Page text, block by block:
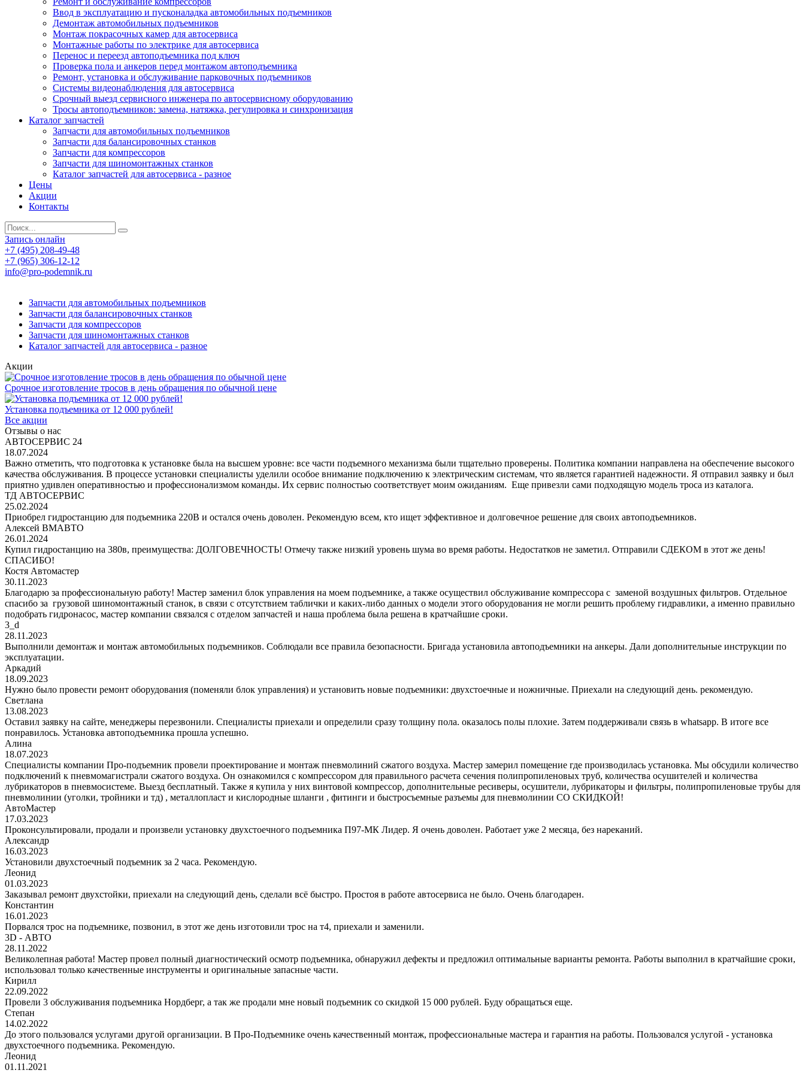
Ввод в эксплуатацию и пусконаладка автомобильных подъемников
Демонтаж автомобильных подъемников
Монтаж покрасочных камер для автосервиса
Монтажные работы по электрике для автосервиса
Перенос и переезд автоподъемника под ключ
Проверка пола и анкеров перед монтажом автоподъемника
Ремонт, установка и обслуживание парковочных подъемников
Системы видеонаблюдения для автосервиса
Срочный выезд сервисного инженера по автосервисному оборудованию
Тросы автоподъемников: замена, натяжка, регулировка и синхронизация
Каталог запчастей
Запчасти для автомобильных подъемников
Запчасти для балансировочных станков
Запчасти для компрессоров
Запчасти для шиномонтажных станков
Каталог запчастей для автосервиса - разное
Цены
Акции
Контакты
Запись онлайн
+7 (495) 208-49-48
+7 (965) 306-12-12
info@pro-podemnik.ru
Запчасти для автомобильных подъемников
Запчасти для балансировочных станков
Запчасти для компрессоров
Запчасти для шиномонтажных станков
Каталог запчастей для автосервиса - разное
Акции
Срочное изготовление тросов в день обращения по обычной цене
Установка подъемника от 12 000 рублей!
Все акции
Отзывы о нас
АВТОСЕРВИС 24
18.07.2024
Важно отметить, что подготовка к установке была на высшем уровне: все части подъемного механизма были тщательно проверены. Политика компании направлена на обеспечение высокого
качества обслуживания. В процессе установки специалисты уделили особое внимание подключению к электрическим системам, что является гарантией надежности. Я отправил заявку и был
приятно удивлен оперативностью и профессионализмом команды. Их сервис полностью соответствует моим ожиданиям. Еще привезли сами подходящую модель троса из каталога.
ТД АВТОСЕРВИС
25.02.2024
Приобрел гидростанцию для подъемника 220В и остался очень доволен. Рекомендую всем, кто ищет эффективное и долговечное решение для своих автоподъемников.
Алексей ВМАВТО
26.01.2024
Купил гидростанцию на 380в, преимущества: ДОЛГОВЕЧНОСТЬ! Отмечу также низкий уровень шума во время работы. Недостатков не заметил. Отправили СДЕКОМ в этот же день!
СПАСИБО!
Костя Автомастер
30.11.2023
Благодарю за профессиональную работу! Мастер заменил блок управления на моем подъемнике, а также осуществил обслуживание компрессора с заменой воздушных фильтров. Отдельное
спасибо за грузовой шиномонтажный станок, в связи с отсутствием таблички и каких-либо данных о модели этого оборудования не могли решить проблему гидравлики, а именно правильно
подобрать гидронасос, мастер компании связался с отделом запчастей и наша проблема была решена в кратчайшие сроки.
3_d
28.11.2023
Выполнили демонтаж и монтаж автомобильных подъемников. Соблюдали все правила безопасности. Бригада установила автоподъемники на анкеры. Дали дополнительные инструкции по
эксплуатации.
Аркадий
18.09.2023
Нужно было провести ремонт оборудования (поменяли блок управления) и установить новые подъемники: двухстоечные и ножничные. Приехали на следующий день. рекомендую.
Светлана
13.08.2023
Оставил заявку на сайте, менеджеры перезвонили. Специалисты приехали и определили сразу толщину пола. оказалось полы плохие. Затем поддерживали связь в whatsapp. В итоге все
понравилось. Установка автоподъемника прошла успешно.
Алина
18.07.2023
Специалисты компании Про-подъемник провели проектирование и монтаж пневмолиний сжатого воздуха. Мастер замерил помещение где производилась установка. Мы обсудили количество
подключений к пневмомагистрали сжатого воздуха. Он ознакомился с компрессором для правильного расчета сечения полипропиленовых труб, количества осушителей и количества
лубрикаторов в пневмосистеме. Выезд бесплатный. Также я купила у них винтовой компрессор, дополнительные ресиверы, осушители, лубрикаторы и фильтры, полипропиленовые трубы для
пневмолинии (уголки, тройники и тд) , металлопласт и кислородные шланги , фитинги и быстросъемные разъемы для пневмолинии СО СКИДКОЙ!
АвтоМастер
17.03.2023
Проконсультировали, продали и произвели установку двухстоечного подъемника П97-МК Лидер. Я очень доволен. Работает уже 2 месяца, без нареканий.
Александр
16.03.2023
Установили двухстоечный подъемник за 2 часа. Рекомендую.
Леонид
01.03.2023
Заказывал ремонт двухстойки, приехали на следующий день, сделали всё быстро. Простоя в работе автосервиса не было. Очень благодарен.
Константин
16.01.2023
Порвался трос на подъемнике, позвонил, в этот же день изготовили трос на т4, приехали и заменили.
3D - АВТО
28.11.2022
Великолепная работа! Мастер провел полный диагностический осмотр подъемника, обнаружил дефекты и предложил оптимальные варианты ремонта. Работы выполнил в кратчайшие сроки,
использовал только качественные инструменты и оригинальные запасные части.
Кирилл
22.09.2022
Провели 3 обслуживания подъемника Нордберг, а так же продали мне новый подъемник со скидкой 15 000 рублей. Буду обращаться еще.
Степан
14.02.2022
До этого пользовался услугами другой организации. В Про-Подъемнике очень качественный монтаж, профессиональные мастера и гарантия на работы. Пользовался услугой - установка
двухстоечного подъемника. Рекомендую.
Леонид
01.11.2021